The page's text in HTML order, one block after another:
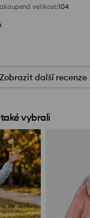
velikost:104
Zobrazit další recenze
vybrali